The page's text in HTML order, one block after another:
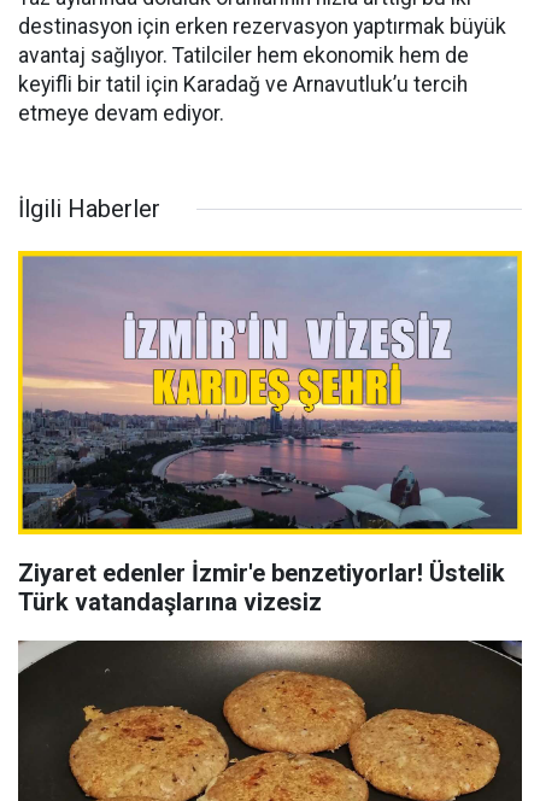
destinasyon için erken rezervasyon yaptırmak büyük
avantaj sağlıyor. Tatilciler hem ekonomik hem de
keyifli bir tatil için Karadağ ve Arnavutluk’u tercih
etmeye devam ediyor.
İlgili Haberler
Ziyaret edenler İzmir'e benzetiyorlar! Üstelik
Türk vatandaşlarına vizesiz